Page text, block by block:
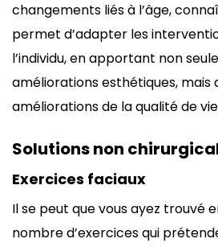
changements liés à l’âge,
permet d’adapter les
l’individu, en apportant non
améliorations esthétiques, mais
améliorations de la qualité de
Solutions non
Exercices faciaux
Il se peut que vous ayez trouvé
nombre d’exercices qui